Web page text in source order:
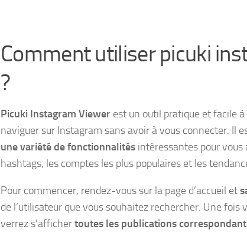
Comment utiliser picuki
?
Picuki Instagram Viewer est un outil pratique et facile
naviguer sur Instagram sans avoir à vous connecter. Il
une variété de fonctionnalités intéressantes pour
hashtags, les comptes les plus populaires et les
Pour commencer, rendez-vous sur la page d’accueil et
de l’utilisateur que vous souhaitez rechercher. Une
verrez s’affichertoutes les publications correspondant